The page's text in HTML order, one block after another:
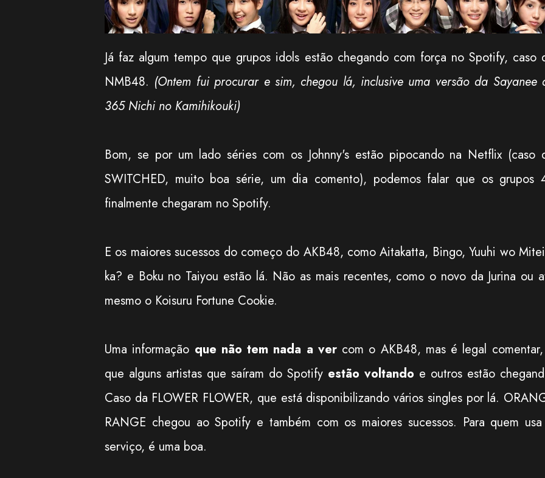
Já faz algum tempo que grupos idols estão chegando com força no Spotify, caso
NMB48. (Ontem fui procurar e sim, chegou lá, inclusive uma versão da Sayanee
365 Nichi no Kamihikouki)
Bom, se por um lado séries com os Johnny's estão pipocando na Netflix (caso
SWITCHED, muito boa série, um dia comento), podemos falar que os grupos
finalmente chegaram no Spotify.
E os maiores sucessos do começo do AKB48, como Aitakatta, Bingo, Yuuhi wo
ka? e Boku no Taiyou estão lá. Não as mais recentes, como o novo da Jurina ou
mesmo o Koisuru Fortune Cookie.
Uma informação que não tem nada a vercom o AKB48, mas é legal
que alguns artistas que saíram do Spotify estão voltando e outros estão
Caso da FLOWER FLOWER, que está disponibilizando vários singles por lá.
RANGE chegou ao Spotify e também com os maiores sucessos. Para quem
serviço, é uma boa.